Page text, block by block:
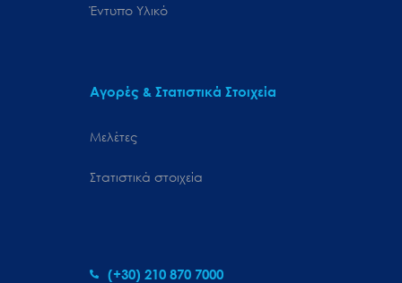
Έντυπο Υλικό
Αγορές & Στατιστικά Στοιχεία
Μελέτες
Στατιστικά στοιχεία
(+30) 210 870 7000